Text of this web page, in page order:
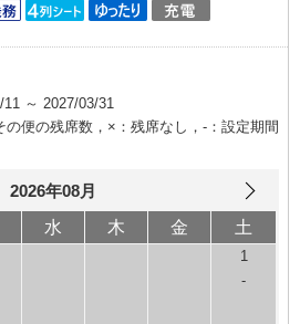
11 ～ 2027/03/31
便の残席数，×：残席なし，-：設定期間
2026年08月
水 木 金 土
1
-